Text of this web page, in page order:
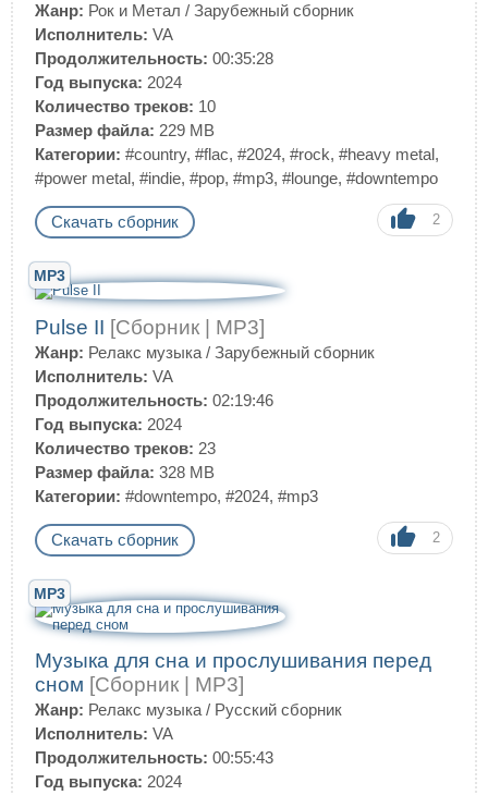
Жанр: Рок и Метал / Зарубежный сборник
Исполнитель: VA
Продолжительность: 00:35:28
Год выпуска: 2024
Количество треков: 10
Размер файла: 229 MB
Категории: #country, #flac, #2024, #rock, #heavy metal,
#power metal, #indie, #pop, #mp3, #lounge, #downtempo
Скачать сборник 2
MP3
Pulse II [Сборник | MP3]
Жанр: Релакс музыка / Зарубежный сборник
Исполнитель: VA
Продолжительность: 02:19:46
Год выпуска: 2024
Количество треков: 23
Размер файла: 328 MB
Категории: #downtempo, #2024, #mp3
Скачать сборник 2
MP3
Музыка для сна и прослушивания перед
сном [Сборник | MP3]
Жанр: Релакс музыка / Русский сборник
Исполнитель: VA
Продолжительность: 00:55:43
Год выпуска: 2024